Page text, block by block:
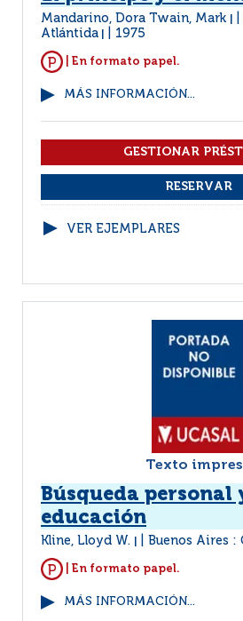
Mandarino, Dora Twain, Mark
Atlántida
1975
| En formato papel.
MÁS INFORMACIÓN...
VER EJEMPLARES
Texto
Búsqueda personal
educación
Kline, Lloyd W. Buenos Aires :
| En formato papel.
MÁS INFORMACIÓN...